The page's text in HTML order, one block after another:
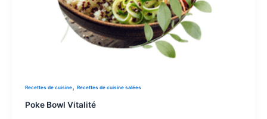
Recettes de cuisine, Recettes de cuisine salées
Poke Bowl Vitalité